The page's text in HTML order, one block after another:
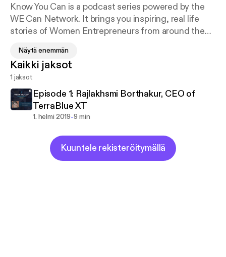
Know You Can is a podcast series powered by the
WE Can Network. It brings you inspiring, real life
stories of Women Entrepreneurs from around the
the challenges they faced along the way and how
they found the strength to overcome them.
Näytä enemmän
Kaikki jaksot
1 jaksot
Episode 1: Rajlakhsmi Borthakur, CEO of
TerraBlue XT
1. helmi 2019-9 min
Kuuntele rekisteröitymällä